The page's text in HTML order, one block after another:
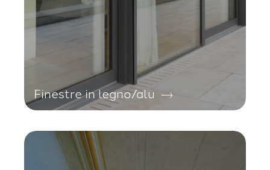
Finestre in legno/alu